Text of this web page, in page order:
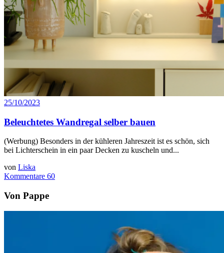
25/10/2023
Beleuchtetes Wandregal selber bauen
(Werbung) Besonders in der kühleren Jahreszeit ist es schön, sich
bei Lichterschein in ein paar Decken zu kuscheln und...
von Liska
Kommentare 60
Von Pappe